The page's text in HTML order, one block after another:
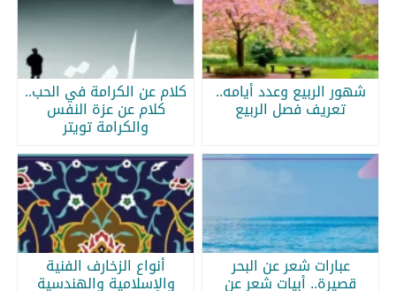
شهور الربيع وعدد أيامه..
تعريف فصل الربيع
كلام عن الكرامة في الحب..
كلام عن عزة النفس
والكرامة تويتر
عبارات شعر عن البحر
قصيرة.. أبيات شعر عن
أنواع الزخارف الفنية
والإسلامية والهندسية